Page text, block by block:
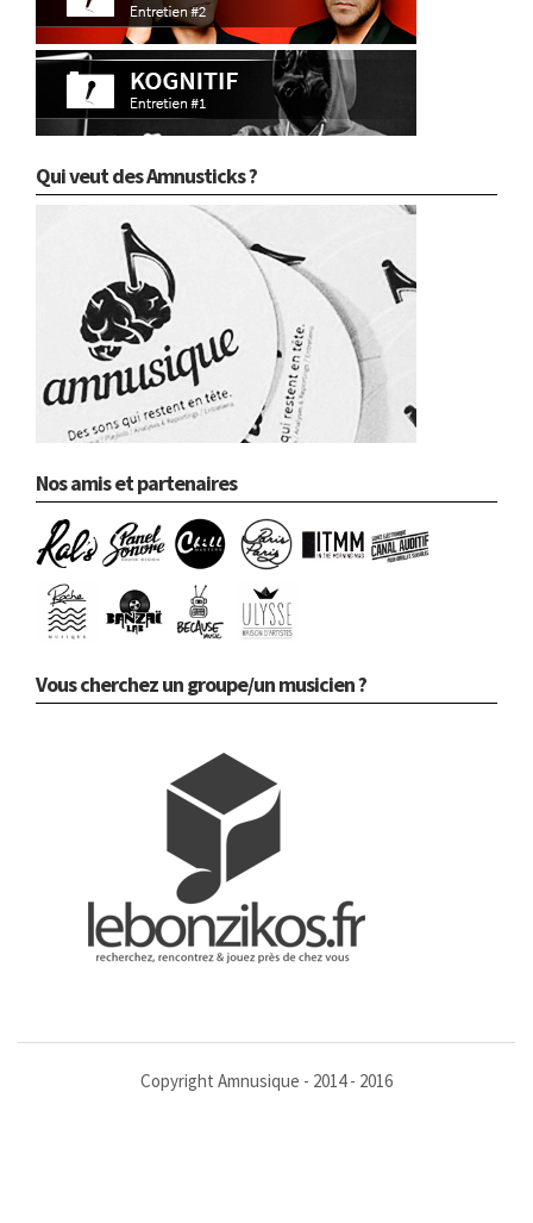
Qui veut des Amnusticks ?
Nos amis et partenaires
Vous cherchez un groupe/un musicien ?
Copyright Amnusique - 2014 - 2016